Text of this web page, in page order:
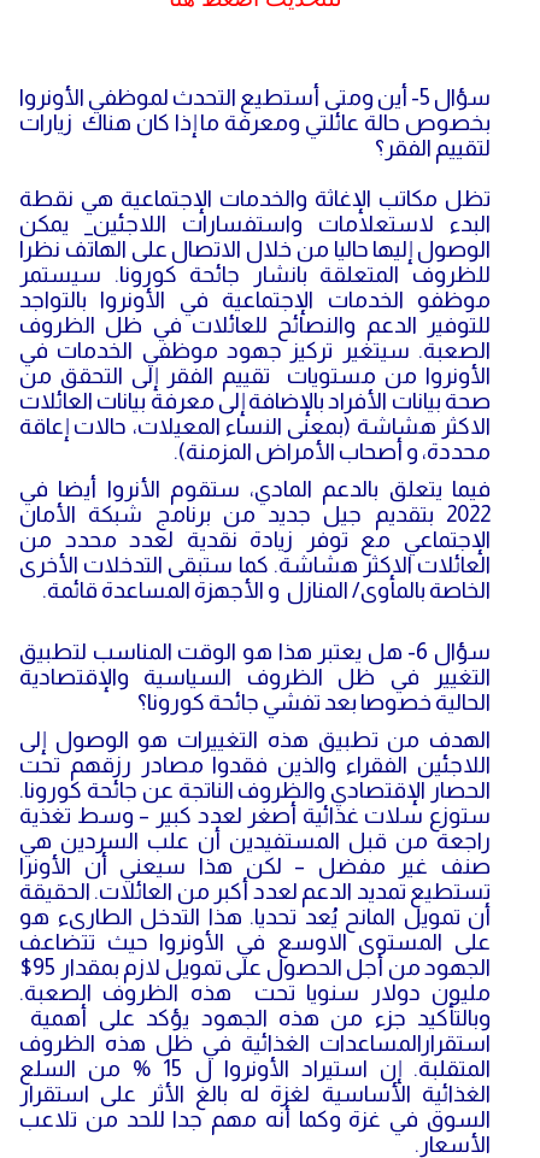
سؤال 5- أين ومتى أستطيع التحدث لموظفي الأونروا
بخصوص حالة عائلتي ومعرفة ما إذا كان هناك زيارات
لتقييم الفقر؟
تظل مكاتب الإغاثة والخدمات الإجتماعية هي نقطة
البدء لاستعلامات واستفسارات اللاجئين_ يمكن
الوصول إليها حاليا من خلال الاتصال على الهاتف نظرا
للظروف المتعلقة بانشار جائحة كورونا. سيستمر
موظفو الخدمات الإجتماعية في الأونروا بالتواجد
للتوفير الدعم والنصائح للعائلات في ظل الظروف
الصعبة. سيتغير تركيز جهود موظفي الخدمات في
الأونروا من مستويات تقييم الفقر إلى التحقق من
صحة بيانات الأفراد بالإضافة إلى معرفة بيانات العائلات
الاكثر هشاشة (بمعنى النساء المعيلات، حالات إعاقة
محددة، و أصحاب الأمراض المزمنة).
فيما يتعلق بالدعم المادي، ستقوم الأنروا أيضا في
2022 بتقديم جيل جديد من برنامج شبكة الأمان
الإجتماعي مع توفر زيادة نقدية لعدد محدد من
العائلات الاكثر هشاشة. كما ستبقى التدخلات الأخرى
الخاصة بالمأوى/ المنازل و الأجهزة المساعدة قائمة.
سؤال 6- هل يعتبر هذا هو الوقت المناسب لتطبيق
التغيير في ظل الظروف السياسية والإقتصادية
الحالية خصوصا بعد تفشي جائحة كورونا؟
الهدف من تطبيق هذه التغييرات هو الوصول إلى
اللاجئين الفقراء والذين فقدوا مصادر رزقهم تحت
الحصار الإقتصادي والظروف الناتجة عن جائحة كورونا.
ستوزع سلات غذائية أصغر لعدد كبير – وسط تغذية
راجعة من قبل المستفيدين أن علب السردين هي
صنف غير مفضل – لكن هذا سيعني أن الأونرا
تستطيع تمديد الدعم لعدد أكبر من العائلات. الحقيقة
أن تمويل المانح يُعد تحديا. هذا التدخل الطارىء هو
على المستوى الاوسع في الأونروا حيث تتضاعف
الجهود من أجل الحصول على تمويل لازم بمقدار 95$
مليون دولار سنويا تحت هذه الظروف الصعبة.
وبالتأكيد جزء من هذه الجهود يؤكد على أهمية
استقرارالمساعدات الغذائية في ظل هذه الظروف
المتقلبة. إن استيراد الأونروا ل 15 % من السلع
الغذائية الأساسية لغزة له بالغ الأثر على استقرار
السوق في غزة وكما أنه مهم جدا للحد من تلاعب
الأسعار.